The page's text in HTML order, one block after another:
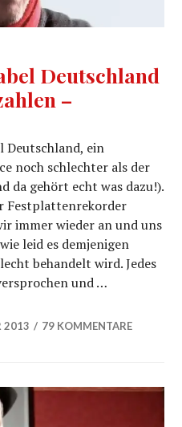
Deutschland
–
Deutschland, ein
noch schlechter als der
da gehört echt was dazu!).
Festplattenrekorder
immer wieder an und uns
leid es demjenigen
behandelt wird. Jedes
und …
und trotzdem
2013 79 KOMMENTARE